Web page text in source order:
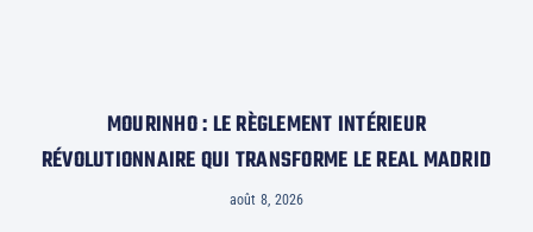
MOURINHO : LE RÈGLEMENT INTÉRIEUR
RÉVOLUTIONNAIRE QUI TRANSFORME LE REAL MADRID
août 8, 2026